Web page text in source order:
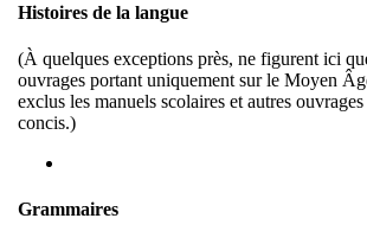
Histoires de la langue
(À quelques exceptions près, ne figurent ici
ouvrages portant uniquement sur le Moyen
exclus les manuels scolaires et autres
concis.)
Grammaires